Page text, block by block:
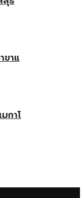
ขาแ
กาโ